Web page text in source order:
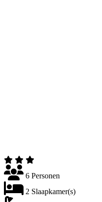
6 Personen
2 Slaapkamer(s)